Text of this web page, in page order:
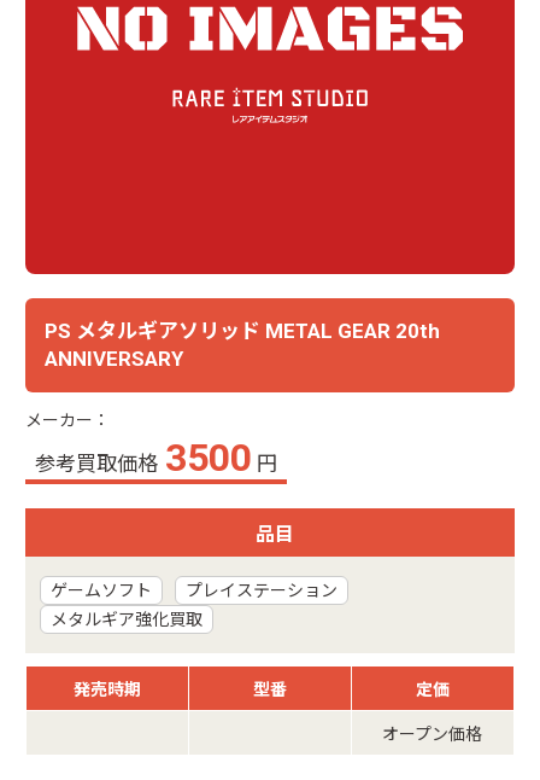
PS メタルギアソリッド METAL GEAR 20th
ANNIVERSARY
メーカー：
参考買取価格 3500 円
品目
ゲームソフト
プレイステーション
メタルギア強化買取
発売時期 型番 定価
オープン価格